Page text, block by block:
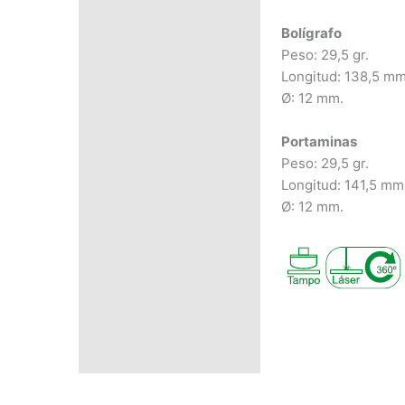
Bolígrafo
Peso: 29,5 gr.
Longitud: 138,5
Ø: 12 mm.
Portaminas
Peso: 29,5 gr.
Longitud: 141,5 mm
Ø: 12 mm.